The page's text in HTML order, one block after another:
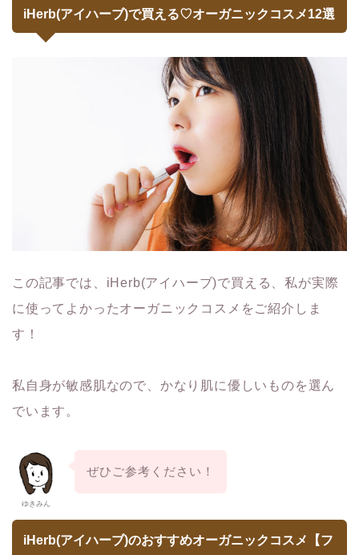
iHerb(アイハーブ)で買える♡オーガニックコスメ12選
この記事では、iHerb(アイハーブ)で買える、私が実際
に使ってよかったオーガニックコスメをご紹介しま
す！
私自身が敏感肌なので、かなり肌に優しいものを選ん
でいます。
ゆきみん
ぜひご参考ください！
iHerb(アイハーブ)のおすすめオーガニックコスメ【フ